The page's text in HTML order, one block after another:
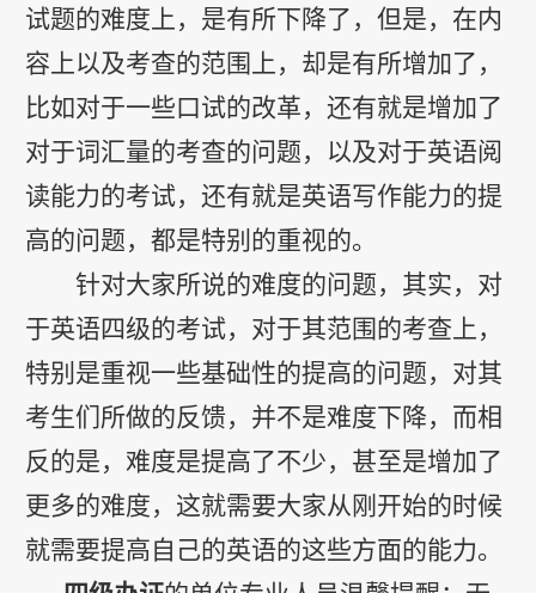
试题的难度上，是有所下降了，但是，在内
容上以及考查的范围上，却是有所增加了，
比如对于一些口试的改革，还有就是增加了
对于词汇量的考查的问题，以及对于英语阅
读能力的考试，还有就是英语写作能力的提
高的问题，都是特别的重视的。
针对大家所说的难度的问题，其实，对
于英语四级的考试，对于其范围的考查上，
特别是重视一些基础性的提高的问题，对其
考生们所做的反馈，并不是难度下降，而相
反的是，难度是提高了不少，甚至是增加了
更多的难度，这就需要大家从刚开始的时候
就需要提高自己的英语的这些方面的能力。